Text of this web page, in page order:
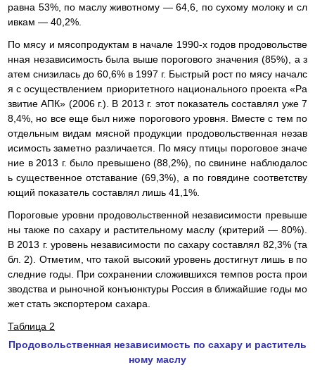
равна 53%, по маслу животному — 64,6, по сухому молоку и сл
ивкам — 40,2%.
По мясу и мясопродуктам в начале 1990-х годов продовольстве
нная независимость была выше порогового значения (85%), а з
атем снизилась до 60,6% в 1997 г. Быстрый рост по мясу началс
я с осуществлением приоритетного национального проекта «Ра
звитие АПК» (2006 г.). В 2013 г. этот показатель составлял уже 7
8,4%, но все еще был ниже порогового уровня. Вместе с тем по
отдельным видам мясной продукции продовольственная незав
исимость заметно различается. По мясу птицы пороговое значе
ние в 2013 г. было превышено (88,2%), по свинине наблюдалос
ь существенное отставание (69,3%), а по говядине соответству
ющий показатель составлял лишь 41,1%.
Пороговые уровни продовольственной независимости превыше
ны также по сахару и растительному маслу (критерий — 80%).
В 2013 г. уровень независимости по сахару составлял 82,3% (та
бл. 2). Отметим, что такой высокий уровень достигнут лишь в по
следние годы. При сохранении сложившихся темпов роста прои
зводства и рыночной конъюнктуры Россия в ближайшие годы мо
жет стать экспортером сахара.
Таблица 2
Продовольственная независимость по сахару и раститель
ному маслу